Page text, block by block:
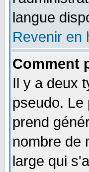
langue
Revenir en
Comment
Il y a deux
pseudo. Le
prend
nombre de
large qui